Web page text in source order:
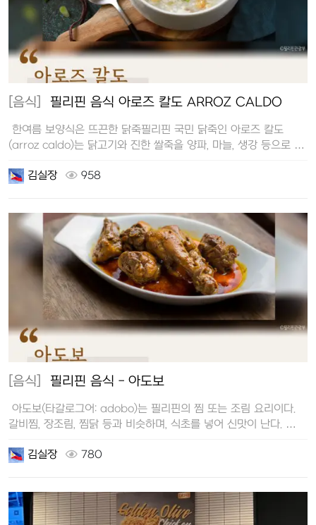
[음식] 필리핀 음식 아로즈 칼도 ARROZ CALDO
한여름 보양식은 뜨끈한 닭죽필리핀 국민 닭죽인 아로즈 칼도
(arroz caldo)는 닭고기와 진한 쌀죽을 양파, 마늘, 생강 등으로 …
김실장 958
[음식] 필리핀 음식 - 아도보
아도보(타갈로그어: adobo)는 필리핀의 찜 또는 조림 요리이다.
갈비찜, 장조림, 찜닭 등과 비슷하며, 식초를 넣어 신맛이 난다. …
김실장 780